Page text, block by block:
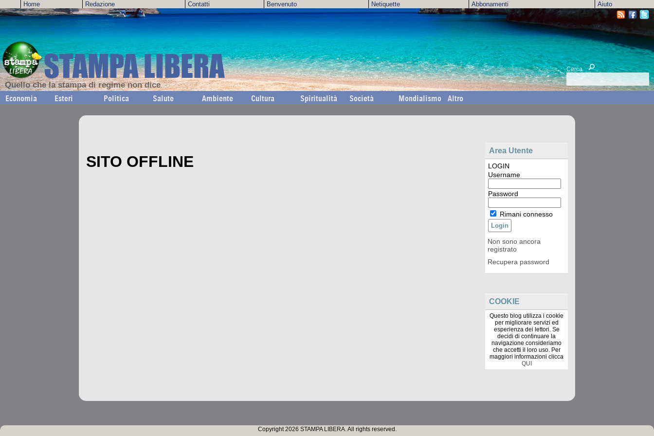
Home Redazione Contatti Benvenuto Netiquette Abbonamenti Aiuto
STAMPA LIBERA
Quello che la stampa di regime non dice
Economia Esteri Politica Salute Ambiente Cultura Spiritualità Società Mondialismo Altro
Cerca
SITO OFFLINE
Area Utente
LOGIN
Username
Password
Rimani connesso
Non sono ancora
registrato
Recupera password
COOKIE
Questo blog utilizza i cookie
per migliorare servizi ed
esperienza dei lettori. Se
decidi di continuare la
navigazione consideriamo
che accetti il loro uso. Per
maggiori informazioni clicca
QUI
Copyright 2026 STAMPA LIBERA. All rights reserved.